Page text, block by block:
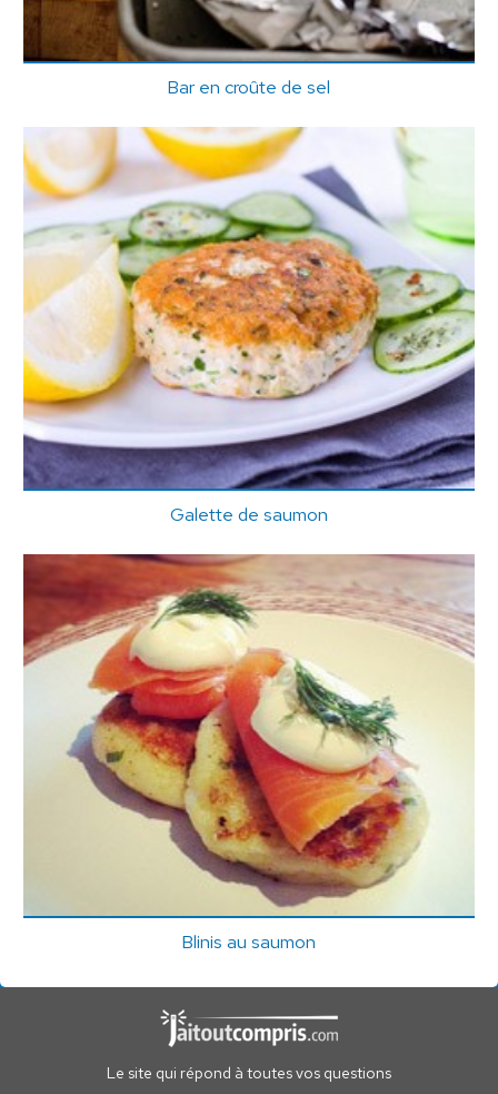
Bar en croûte de sel
Galette de saumon
Blinis au saumon
Le site qui répond à toutes vos questions